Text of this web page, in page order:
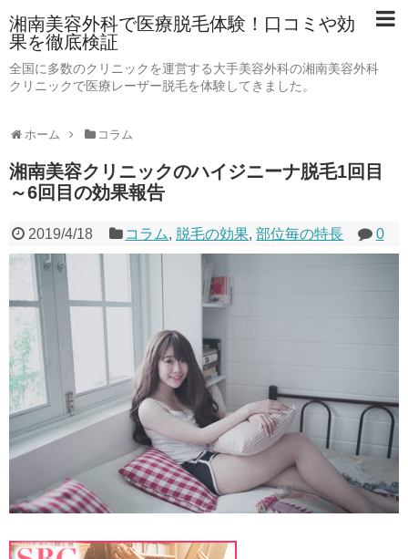
湘南美容外科で医療脱毛体験！口コミや効
果を徹底検証
全国に多数のクリニックを運営する大手美容外科の湘南美容外科
クリニックで医療レーザー脱毛を体験してきました。
ホーム コラム
湘南美容クリニックのハイジニーナ脱毛1回目
～6回目の効果報告
2019/4/18 コラム, 脱毛の効果,部位毎の特長 0